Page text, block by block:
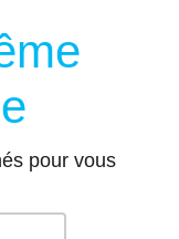
pour vous